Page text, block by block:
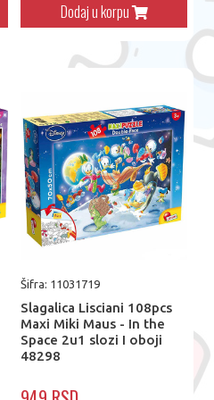
Dodaj u korpu
Šifra: 11031719
Slagalica Lisciani 108pcs
Maxi Miki Maus - In the
Space 2u1 slozi I oboji
48298